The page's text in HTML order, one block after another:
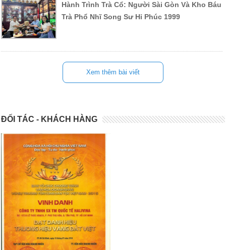
Hành Trình Trà Cổ: Người Sài Gòn Và Kho Báu
Trà Phổ Nhĩ Song Sư Hỉ Phúc 1999
Xem thêm bài viết
ĐỐI TÁC - KHÁCH HÀNG